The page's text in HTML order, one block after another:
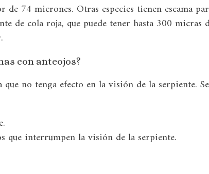
74 micrones. Otras especies tienen escama
de cola roja, que puede tener hasta 300 micras
con anteojos?
no tenga efecto en la visión de la serpiente. Se
que interrumpen la visión de la serpiente.